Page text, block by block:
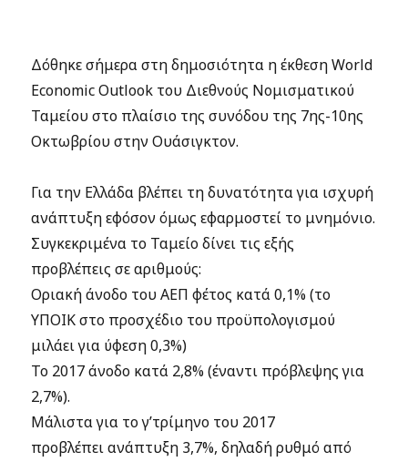
Δόθηκε σήμερα στη δημοσιότητα η έκθεση World
Economic Outlook του Διεθνούς Νομισματικού
Ταμείου στο πλαίσιο της συνόδου της 7ης-10ης
Οκτωβρίου στην Ουάσιγκτον.
Για την Ελλάδα βλέπει τη δυνατότητα για ισχυρή
ανάπτυξη εφόσον όμως εφαρμοστεί το μνημόνιο.
Συγκεκριμένα το Ταμείο δίνει τις εξής
προβλέπεις σε αριθμούς:
Οριακή άνοδο του ΑΕΠ φέτος κατά 0,1% (το
ΥΠΟΙΚ στο προσχέδιο του προϋπολογισμού
μιλάει για ύφεση 0,3%)
Το 2017 άνοδο κατά 2,8% (έναντι πρόβλεψης για
2,7%).
Μάλιστα για το γ’τρίμηνο του 2017
προβλέπει ανάπτυξη 3,7%, δηλαδή ρυθμό από